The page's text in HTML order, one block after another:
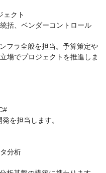
ェクト
括、ベンダーコントロール
フラ全般を担当。予算策定や
場でプロジェクトを推進しま
を担当します。
分析